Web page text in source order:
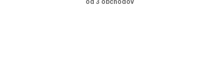
od 3 obchodov